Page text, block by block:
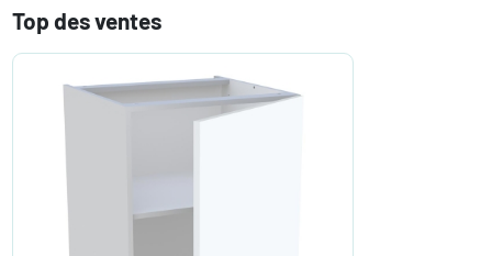
Top des ventes